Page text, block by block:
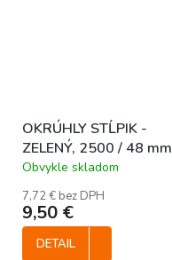
OKRÚHLY STĹPIK -
ZELENÝ, 2500 / 48 mm
Obvykle skladom
7,72 € bez DPH
9,50 €
DETAIL